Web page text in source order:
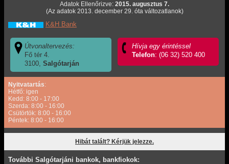
Adatok Ellenőrizve: 2015. augusztus 7.
(Az adatok 2013. december 29. óta változatlanok)
K&H Bank
Útvonaltervezés:
Fő tér 4.
3100,Salgótarján
Hívja egy érintéssel
Telefon: (06 32) 520 400
Nyitvatartás:
Hétfő: igen
Kedd: 8:00 - 17:00
Szerda: 8:00 - 16:00
Csütörtök: 8:00 - 16:00
Péntek: 8:00 - 16:00
Hibát talált? Kérjük jelezze.
További Salgótarjáni bankok, bankfiokok: